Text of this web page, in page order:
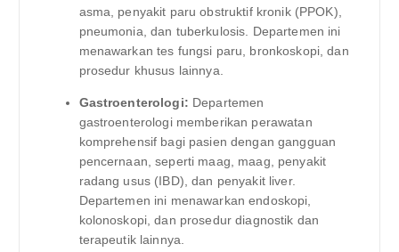
asma, penyakit paru obstruktif kronik (PPOK),
pneumonia, dan tuberkulosis. Departemen ini
menawarkan tes fungsi paru, bronkoskopi, dan
prosedur khusus lainnya.
Gastroenterologi: Departemen
gastroenterologi memberikan perawatan
komprehensif bagi pasien dengan gangguan
pencernaan, seperti maag, maag, penyakit
radang usus (IBD), dan penyakit liver.
Departemen ini menawarkan endoskopi,
kolonoskopi, dan prosedur diagnostik dan
terapeutik lainnya.